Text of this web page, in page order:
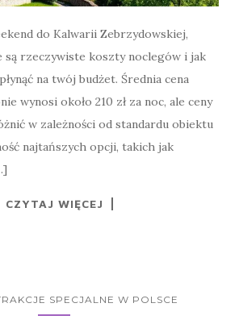
do Kalwarii Zebrzydowskiej,
są rzeczywiste koszty noclegów i jak
na twój budżet. Średnia cena
wynosi około 210 zł za noc, ale ceny
w zależności od standardu obiektu
najtańszych opcji, takich jak
CZYTAJ WIĘCEJ
SPECJALNE W POLSCE